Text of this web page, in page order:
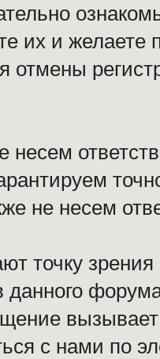
их и желаете
отмены
несем
не несем
точку
данного
с нами по